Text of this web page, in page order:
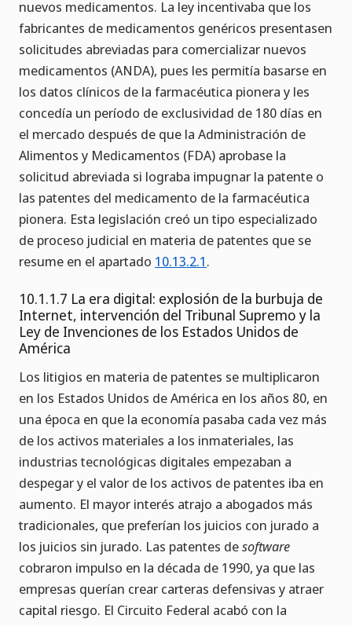
nuevos medicamentos. La ley incentivaba que los
fabricantes de medicamentos genéricos presentasen
solicitudes abreviadas para comercializar nuevos
medicamentos (ANDA), pues les permitía basarse en
los datos clínicos de la farmacéutica pionera y les
concedía un período de exclusividad de 180 días en
el mercado después de que la Administración de
Alimentos y Medicamentos (FDA) aprobase la
solicitud abreviada si lograba impugnar la patente o
las patentes del medicamento de la farmacéutica
pionera. Esta legislación creó un tipo especializado
de proceso judicial en materia de patentes que se
resume en el apartado 10.13.2.1.
10.1.1.7 La era digital: explosión de la burbuja de
Internet, intervención del Tribunal Supremo y la
Ley de Invenciones de los Estados Unidos de
América
Los litigios en materia de patentes se multiplicaron
en los Estados Unidos de América en los años 80, en
una época en que la economía pasaba cada vez más
de los activos materiales a los inmateriales, las
industrias tecnológicas digitales empezaban a
despegar y el valor de los activos de patentes iba en
aumento. El mayor interés atrajo a abogados más
tradicionales, que preferían los juicios con jurado a
los juicios sin jurado. Las patentes desoftware
cobraron impulso en la década de 1990, ya que las
empresas querían crear carteras defensivas y atraer
capital riesgo. El Circuito Federal acabó con la